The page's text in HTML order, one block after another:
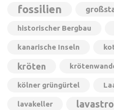
fossilien
historischer Bergbau
kanarische Inseln
kröten
kölner grüngürtel
lavakeller